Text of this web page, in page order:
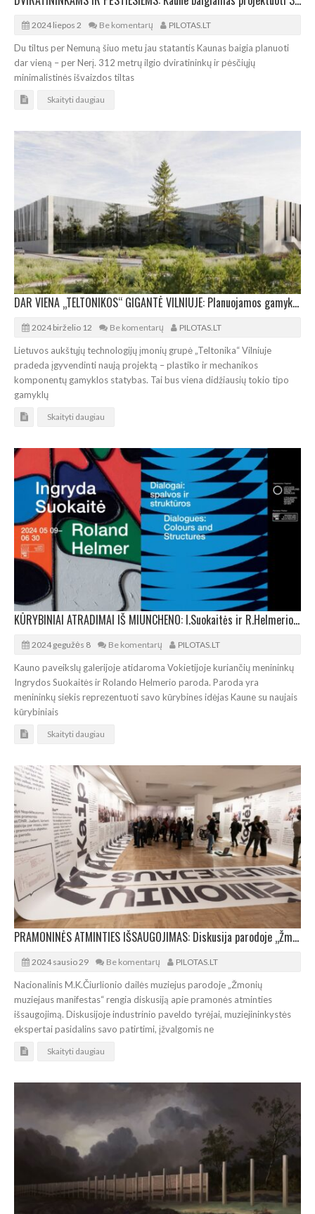
2024 liepos 2 Be komentarų PILOTAS.LT
Du tiltus per Nemuną šiuo metu jau statantis Kaunas baigia planuoti
dar vieną – per Nerį. 312 metrų ilgio dviratininkų ir pėsčiųjų
minimalistinės išvaizdos tiltas
Skaityti daugiau
DAR VIENA „TELTONIKOS“ GIGANTĖ VILNIUJE: Planuojamos gamyklos plotas – per 27.000 m²
2024 birželio 12 Be komentarų PILOTAS.LT
Lietuvos aukštųjų technologijų įmonių grupė „Teltonika“ Vilniuje
pradeda įgyvendinti naują projektą – plastiko ir mechanikos
komponentų gamyklos statybas. Tai bus viena didžiausių tokio tipo
gamyklų
Skaityti daugiau
KŪRYBINIAI ATRADIMAI IŠ MIUNCHENO: I.Suokaitės ir R.Helmerio paroda Kaune
2024 gegužės 8 Be komentarų PILOTAS.LT
Kauno paveikslų galerijoje atidaroma Vokietijoje kuriančių menininkų
Ingrydos Suokaitės ir Rolando Helmerio paroda. Paroda yra
menininkų siekis reprezentuoti savo kūrybines idėjas Kaune su naujais
kūrybiniais
Skaityti daugiau
PRAMONINĖS ATMINTIES IŠSAUGOJIMAS: Diskusija parodoje „Žmonių muziejaus manifestas“
2024 sausio 29 Be komentarų PILOTAS.LT
Nacionalinis M.K.Čiurlionio dailės muziejus parodoje „Žmonių
muziejaus manifestas“ rengia diskusiją apie pramonės atminties
išsaugojimą. Diskusijoje industrinio paveldo tyrėjai, muziejininkystės
ekspertai pasidalins savo patirtimi, įžvalgomis ne
Skaityti daugiau